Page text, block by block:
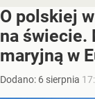
O polskiej
na świecie.
maryjną w
Dodano: 6 sierpnia